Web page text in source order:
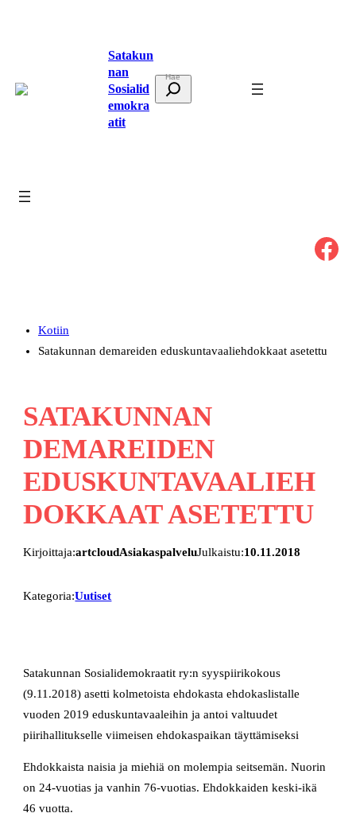
Satakun
nan
Sosialid
emokra
atit
t
Facebook
Kotiin
Satakunnan demareiden eduskuntavaaliehdokkaat asetettu
SATAKUNNAN
DEMAREIDEN
EDUSKUNTAVAALIEH
DOKKAAT ASETETTU
Kirjoittaja:artcloudAsiakaspalveluJulkaistu:10.11.2018
Kategoria:Uutiset
Satakunnan Sosialidemokraatit ry:n syyspiirikokous
(9.11.2018) asetti kolmetoista ehdokasta ehdokaslistalle
vuoden 2019 eduskuntavaaleihin ja antoi valtuudet
piirihallitukselle viimeisen ehdokaspaikan täyttämiseksi
Ehdokkaista naisia ja miehiä on molempia seitsemän. Nuorin
on 24-vuotias ja vanhin 76-vuotias. Ehdokkaiden keski-ikä
46 vuotta.